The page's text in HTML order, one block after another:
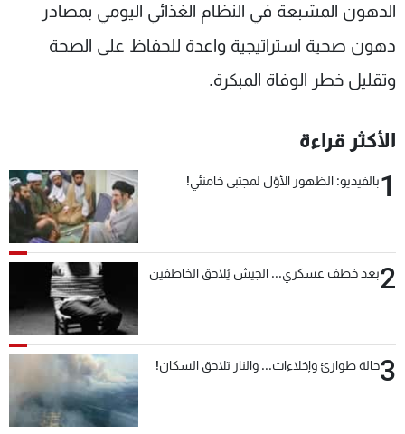
الدهون المشبعة في النظام الغذائي اليومي بمصادر
دهون صحية استراتيجية واعدة للحفاظ على الصحة
وتقليل خطر الوفاة المبكرة.
الأكثر قراءة
1بالفيديو: الظهور الأوّل لمجتبى خامنئي!
2بعد خطف عسكري... الجيش يُلاحق الخاطفين
3حالة طوارئ وإخلاءات... والنار تلاحق السكان!